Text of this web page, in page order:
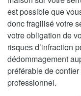
est possible que
donc fragilisé votre
votre obligation de
risques d’infraction
dédommagement
préférable de
professionnel.